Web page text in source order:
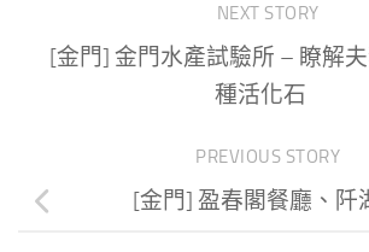
NEXT STORY
[金門] 金門水產試驗所 – 瞭解
種活化石
PREVIOUS STORY
[金門] 盈春閣餐廳、阡